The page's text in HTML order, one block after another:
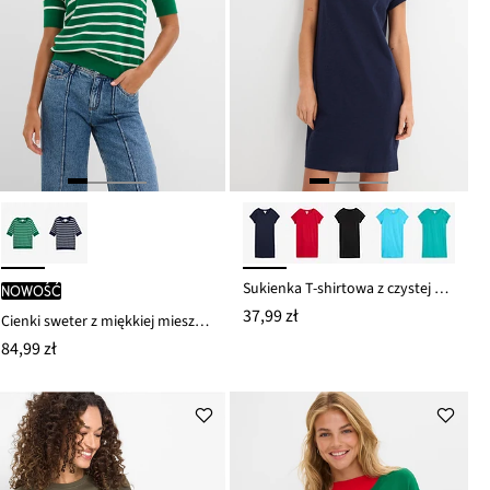
nowość
Cienki sweter z miękkiej mieszanki wiskozy
84,99 zł
Sukienka T-shirtowa z czystej bawełny organicznej
37,99 zł